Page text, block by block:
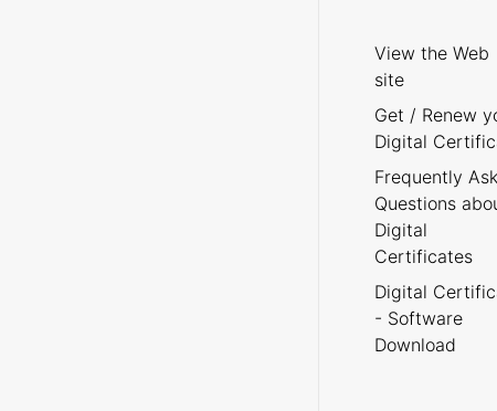
View the Web
site
Get / Renew
Digital
Frequently
Questions
Digital
Certificates
Digital
- Software
Download